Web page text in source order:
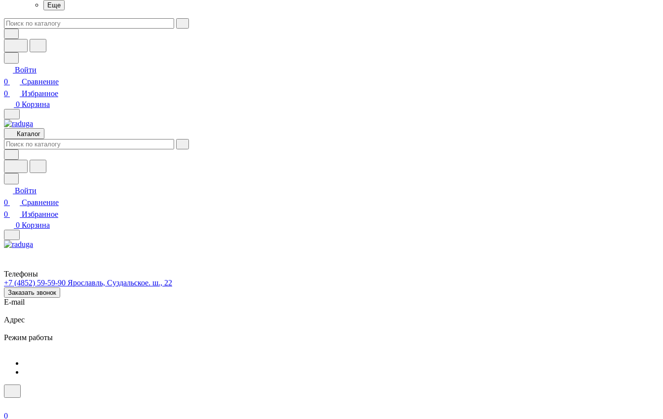
Еще
Войти
0
Сравнение
0
Избранное
0 Корзина
Каталог
Войти
0
Сравнение
0
Избранное
0 Корзина
Телефоны
+7 (4852) 59-59-90 Ярославль, Суздальское. ш., 22
Заказать звонок
E-mail
Адрес
Режим работы
0